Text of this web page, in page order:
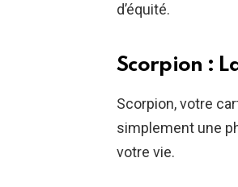
d’équité.
Scorpion :
Scorpion, votre
simplement une
votre vie.